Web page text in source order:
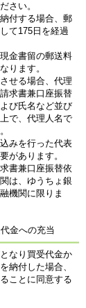
さい。
付する場合、郵
て175日を経過
金書留の郵送料
ります。
せる場合、代理
求書兼口座振替
び氏名など並び
で、代理人名で
みを行った代表
があります。
書兼口座振替依
は、ゆうちょ銀
機関に限りま
金への充当
なり買受代金か
納付した場合、
ことに同意する